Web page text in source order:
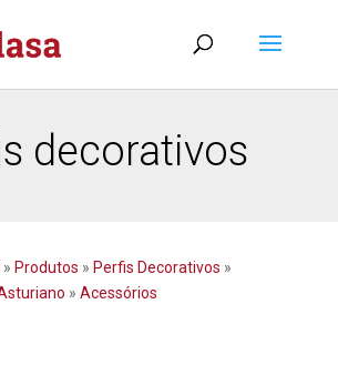
decorativos
» Produtos » Perfis Decorativos »
» Acessórios